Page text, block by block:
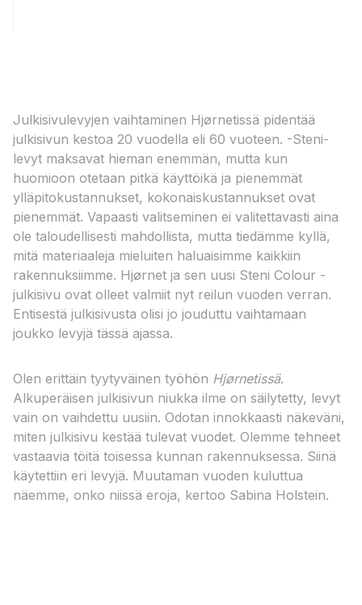
Julkisivulevyjen vaihtaminen Hjørnetissä pidentää
julkisivun kestoa 20 vuodella eli 60 vuoteen. -Steni-
levyt maksavat hieman enemmän, mutta kun
huomioon otetaan pitkä käyttöikä ja pienemmät
ylläpitokustannukset, kokonaiskustannukset ovat
pienemmät. Vapaasti valitseminen ei valitettavasti aina
ole taloudellisesti mahdollista, mutta tiedämme kyllä,
mitä materiaaleja mieluiten haluaisimme kaikkiin
rakennuksiimme. Hjørnet ja sen uusi Steni Colour -
julkisivu ovat olleet valmiit nyt reilun vuoden verran.
Entisestä julkisivusta olisi jo jouduttu vaihtamaan
joukko levyjä tässä ajassa.
Olen erittäin tyytyväinen työhön Hjørnetissä.
Alkuperäisen julkisivun niukka ilme on säilytetty, levyt
vain on vaihdettu uusiin. Odotan innokkaasti näkeväni,
miten julkisivu kestää tulevat vuodet. Olemme tehneet
vastaavia töitä toisessa kunnan rakennuksessa. Siinä
käytettiin eri levyjä. Muutaman vuoden kuluttua
näemme, onko niissä eroja, kertoo Sabina Holstein.